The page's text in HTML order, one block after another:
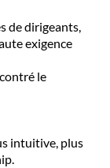
de dirigeants,
exigence
le
intuitive, plus